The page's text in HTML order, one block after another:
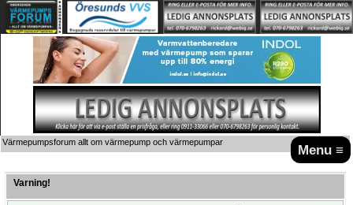
Menu ≡
Värmepumpsforum allt om värmepump och värmepumpar
Varning!